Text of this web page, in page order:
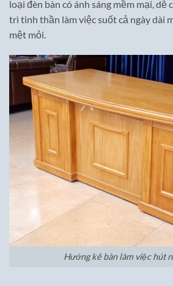
loại đèn bàn có ánh sáng mềm mại, dễ
trì tinh thần làm việc suốt cả ngày dài
mệt mỏi.
Hướng kê bàn làm việc hút